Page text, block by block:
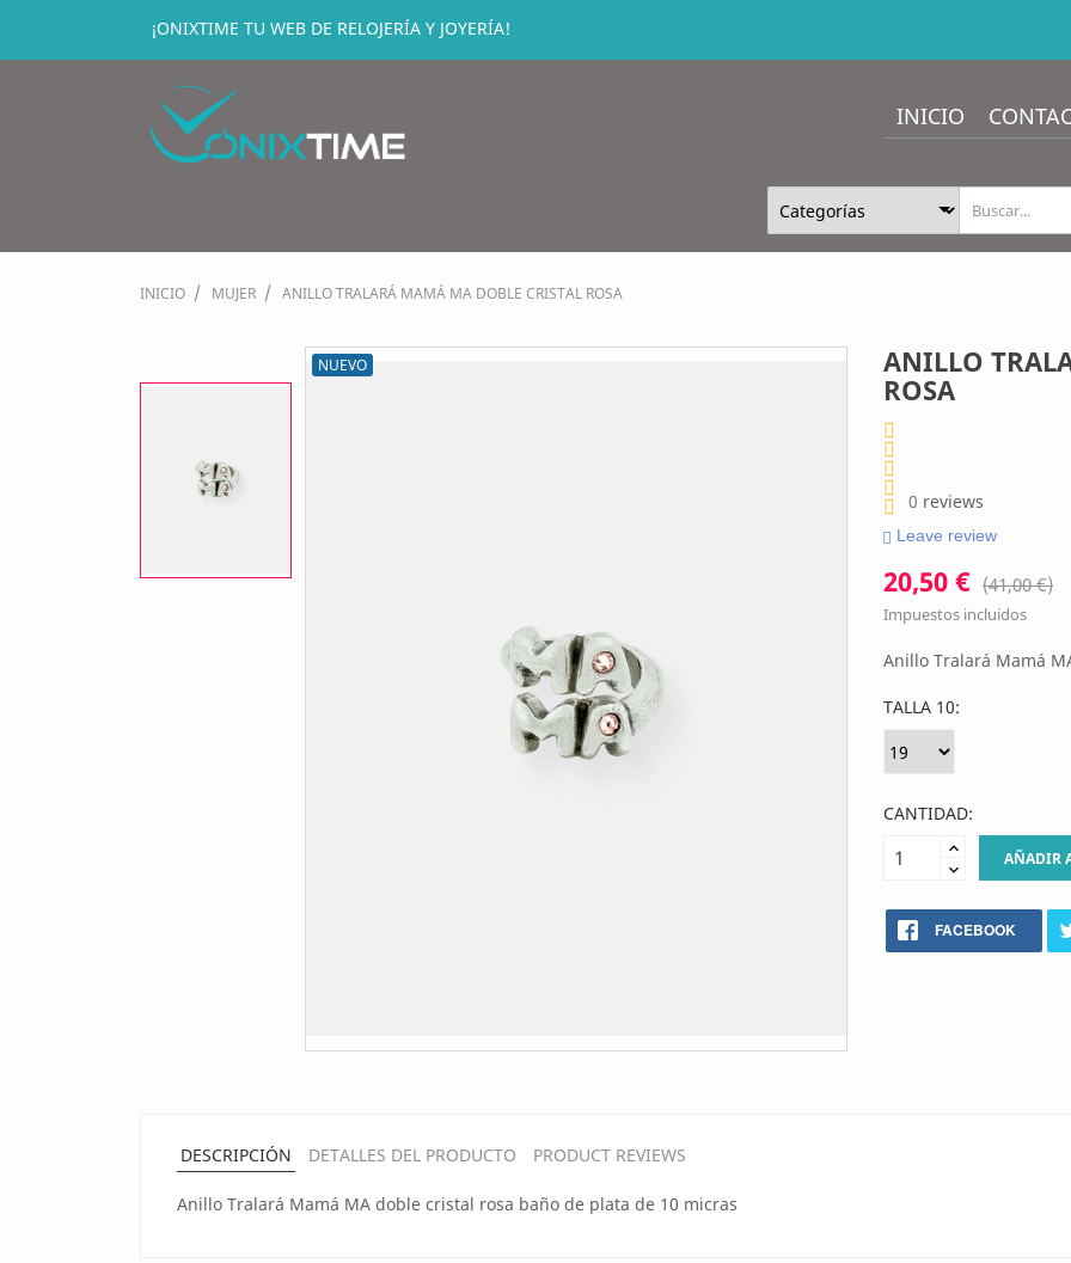
¡ONIXTIME TU WEB DE RELOJERÍA Y JOYERÍA!
INICIO
INICIO MUJER ANILLO TRALARÁ MAMÁ MA DOBLE CRISTAL ROSA
NUEVO
ANILLO
ROSA
0 reviews
Leave review
20,50 € (41,00 €)
Impuestos incluidos
Anillo Tralará Mamá
TALLA 10:
CANTIDAD:
AÑADIR
FACEBOOK
DESCRIPCIÓN DETALLES DEL PRODUCTO PRODUCT REVIEWS
Anillo Tralará Mamá MA doble cristal rosa baño de plata de 10 micras